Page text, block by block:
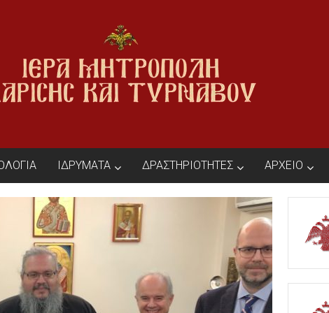
ΙΔΡΥΜΑΤΑ ΔΡΑΣΤΗΡΙΟΤΗΤΕΣ ΑΡΧΕΙΟ